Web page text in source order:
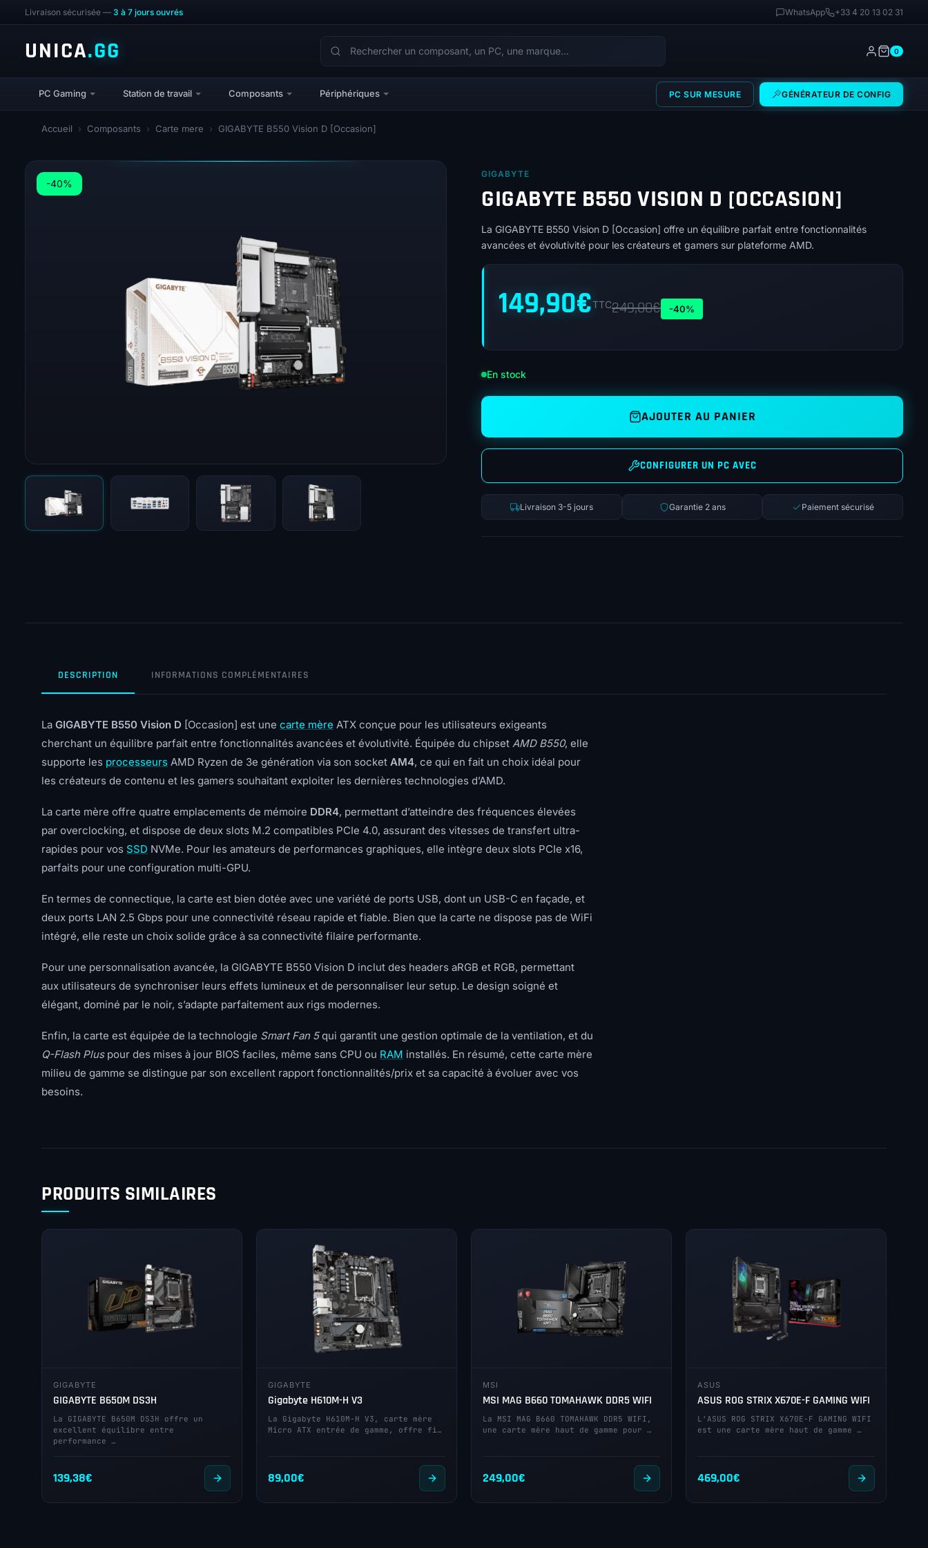
Livraison sécurisée — 3 à 7 jours ouvrés WhatsApp +33 4 20 13 02 31
UNICA.GG 0
PC Gaming Station de travail Composants Périphériques PC SUR MESURE GÉNÉRATEUR DE CONFIG
Accueil › Composants › Carte mere › GIGABYTE B550 Vision D [Occasion]
-40%
GIGABYTE
GIGABYTE B550 VISION D [OCCASION]
La GIGABYTE B550 Vision D [Occasion] offre un équilibre parfait entre fonctionnalités
avancées et évolutivité pour les créateurs et gamers sur plateforme AMD.
149,90€TTC249,00€ -40%
En stock
AJOUTER AU PANIER
CONFIGURER UN PC AVEC
Livraison 3-5 jours Garantie 2 ans Paiement sécurisé
DESCRIPTION INFORMATIONS COMPLÉMENTAIRES
La GIGABYTE B550 Vision D [Occasion] est une carte mère ATX conçue pour les utilisateurs exigeants
cherchant un équilibre parfait entre fonctionnalités avancées et évolutivité. Équipée du chipset AMD B550, elle
supporte les processeurs AMD Ryzen de 3e génération via son socket AM4, ce qui en fait un choix idéal pour
les créateurs de contenu et les gamers souhaitant exploiter les dernières technologies d’AMD.
La carte mère offre quatre emplacements de mémoire DDR4, permettant d’atteindre des fréquences élevées
par overclocking, et dispose de deux slots M.2 compatibles PCIe 4.0, assurant des vitesses de transfert ultra-
rapides pour vos SSD NVMe. Pour les amateurs de performances graphiques, elle intègre deux slots PCIe x16,
parfaits pour une configuration multi-GPU.
En termes de connectique, la carte est bien dotée avec une variété de ports USB, dont un USB-C en façade, et
deux ports LAN 2.5 Gbps pour une connectivité réseau rapide et fiable. Bien que la carte ne dispose pas de WiFi
intégré, elle reste un choix solide grâce à sa connectivité filaire performante.
Pour une personnalisation avancée, la GIGABYTE B550 Vision D inclut des headers aRGB et RGB, permettant
aux utilisateurs de synchroniser leurs effets lumineux et de personnaliser leur setup. Le design soigné et
élégant, dominé par le noir, s’adapte parfaitement aux rigs modernes.
Enfin, la carte est équipée de la technologie Smart Fan 5qui garantit une gestion optimale de la ventilation, et du
Q-Flash Pluspour des mises à jour BIOS faciles, même sans CPU ou RAM installés. En résumé, cette carte mère
milieu de gamme se distingue par son excellent rapport fonctionnalités/prix et sa capacité à évoluer avec vos
besoins.
PRODUITS SIMILAIRES
GIGABYTE
GIGABYTE B650M DS3H
La GIGABYTE B650M DS3H offre un
excellent équilibre entre
performance …
139,38€
GIGABYTE
Gigabyte H610M-H V3
La Gigabyte H610M-H V3, carte mère
Micro ATX entrée de gamme, offre fi…
89,00€
MSI
MSI MAG B660 TOMAHAWK DDR5 WIFI
La MSI MAG B660 TOMAHAWK DDR5 WIFI,
une carte mère haut de gamme pour …
249,00€
ASUS
ASUS ROG STRIX X670E-F GAMING WIFI
L'ASUS ROG STRIX X670E-F GAMING WIFI
est une carte mère haut de gamme …
469,00€